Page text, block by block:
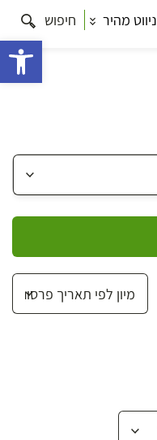
ניווט מהיר חיפוש